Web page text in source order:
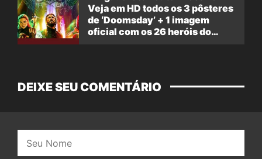
Veja em HD todos os 3 pôsteres
de ‘Doomsday’ + 1 imagem
oficial com os 26 heróis do
DEIXE SEU COMENTÁRIO